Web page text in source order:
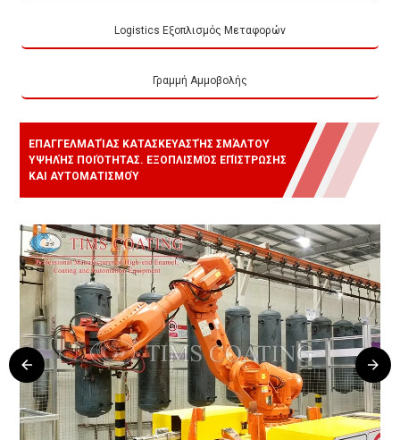
Logistics Εξοπλισμός Μεταφορών
Γραμμή Αμμοβολής
ΕΠΑΓΓΕΛΜΑΤΊΑΣ ΚΑΤΑΣΚΕΥΑΣΤΉΣ ΣΜΆΛΤΟΥ
ΥΨΗΛΉΣ ΠΟΙΌΤΗΤΑΣ. ΕΞΟΠΛΙΣΜΌΣ ΕΠΊΣΤΡΩΣΗΣ
ΚΑΙ ΑΥΤΟΜΑΤΙΣΜΟΎ